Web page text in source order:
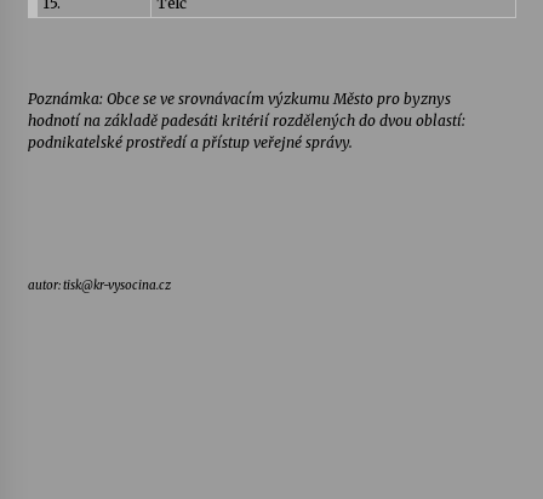
Poznámka: Obce se ve srovnávacím výzkumu Město pro byznys
hodnotí na základě padesáti kritérií rozdělených do dvou oblastí:
podnikatelské prostředí a přístup veřejné správy.
autor: tisk@kr-vysocina.cz